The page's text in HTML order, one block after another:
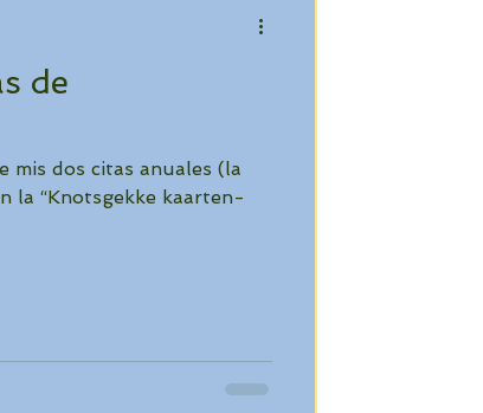
de
mis dos citas anuales (la
la “Knotsgekke kaarten-